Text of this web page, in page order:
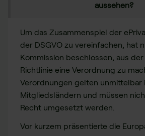
aussehen?
Um das Zusammenspiel der
der DSGVO zu vereinfachen, hat
Kommission beschlossen, aus der
Richtlinie eine Verordnung zu
Verordnungen gelten unmittelbar
Mitgliedsländern und müssen
Recht umgesetzt werden.
Vor kurzem präsentierte die